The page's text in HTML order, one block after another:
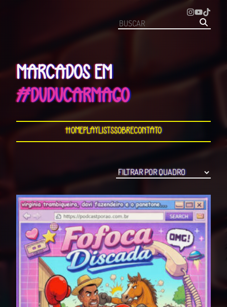
MARCADOS EM
#DUDUCARMAGO
HomePlaylistsSobreContato